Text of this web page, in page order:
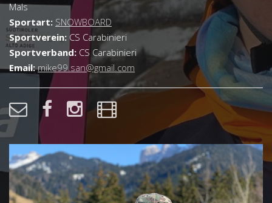
Mals
Sportart: SNOWBOARD
Sportverein: CS Carabinieri
Sportverband: CS Carabinieri
Email: mike99.san@gmail.com